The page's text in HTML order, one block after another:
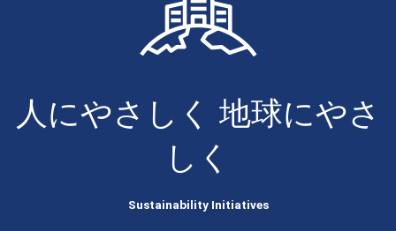
人にやさしく 地球にやさ
しく
Sustainability Initiatives